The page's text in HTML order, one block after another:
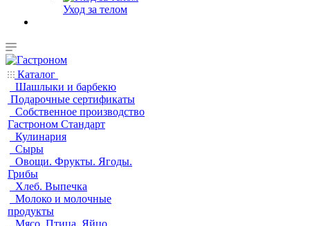
Уход за телом
Каталог
Шашлыки и барбекю
Подарочные сертификаты
Собственное производство
Гастроном Стандарт
Кулинария
Сыры
Овощи. Фрукты. Ягоды.
Грибы
Хлеб. Выпечка
Молоко и молочные
продукты
Мясо. Птица. Яйцо